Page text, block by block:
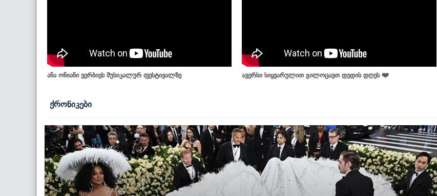
ანა ონიანი ვერბიეს მუსიკალურ ფესტივალზე ავერსი სიყვარულით გილოცავთ დედის დღეს ❤️
ქრონიკები